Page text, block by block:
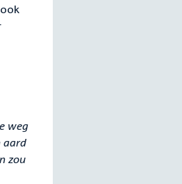
weg
aard
zou